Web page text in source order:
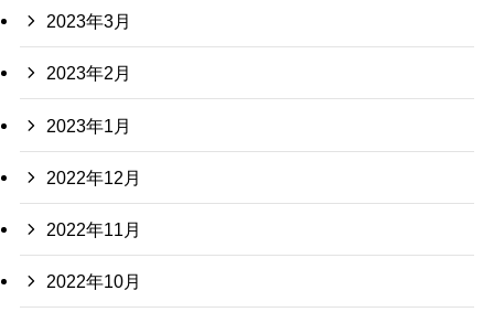
2023年3月
2023年2月
2023年1月
2022年12月
2022年11月
2022年10月